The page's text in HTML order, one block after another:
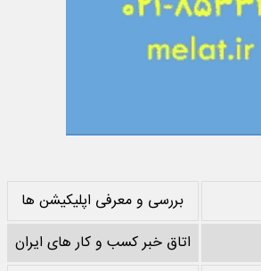
بررسی و معرفی اپلیکیشن ها
اتاق خبر کسب و کار های ایران